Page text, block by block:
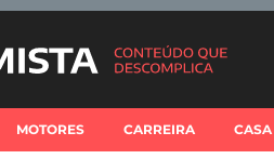
MOTORES CARREIRA CASA